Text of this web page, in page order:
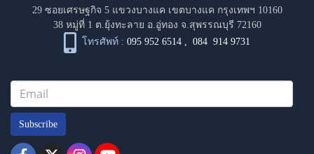
29 ซอยเศรษฐกิจ 5 แขวงบางแค เขตบางแค กรุงเทพฯ 10160
38 หมู่ที่ 1 ต.ยุ้งทะลาย อ.อู่ทอง จ.สุพรรณบุรี 72160
โทรศัพท์ : 095 952 6514 ,084 914 9731
Subscribe